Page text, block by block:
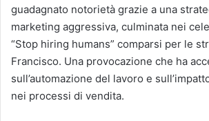
guadagnato notorietà grazie a una
marketing aggressiva, culminata nei
“Stop hiring humans” comparsi per le
Francisco. Una provocazione che ha
sull’automazione del lavoro e
nei processi di vendita.